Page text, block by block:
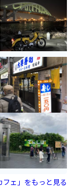
フェ」をもっと見る